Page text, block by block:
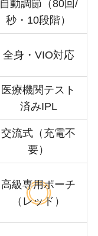
自動調節（80回/
秒・10段階）
全身・VIO対応
医療機関テスト
済みIPL
交流式（充電不
要）
高級専用ポーチ
（レッド）